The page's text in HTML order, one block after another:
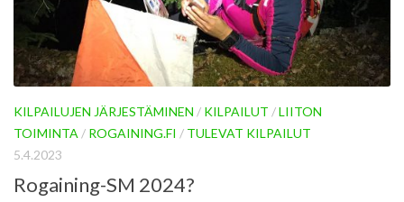
KILPAILUJEN JÄRJESTÄMINEN / KILPAILUT /LIITON
TOIMINTA / ROGAINING.FI / TULEVAT KILPAILUT
5.4.2023
Rogaining-SM 2024?